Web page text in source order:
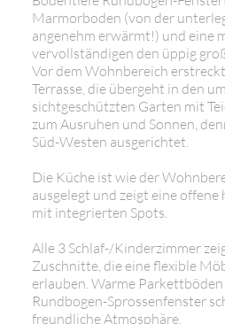
Marmorboden (von der
angenehm erwärmt!) und eine
vervollständigen den üppig
Vor dem Wohnbereich
Terrasse, die übergeht in den
sichtgeschützten Garten mit
zum Ausruhen und Sonnen,
Süd-Westen ausgerichtet.
Die Küche ist wie der
ausgelegt und zeigt eine
mit integrierten Spots.
Alle 3 Schlaf-/Kinderzimmer
Zuschnitte, die eine flexible
erlauben. Warme
Rundbogen-Sprossenfenster
freundliche Atmosphäre.